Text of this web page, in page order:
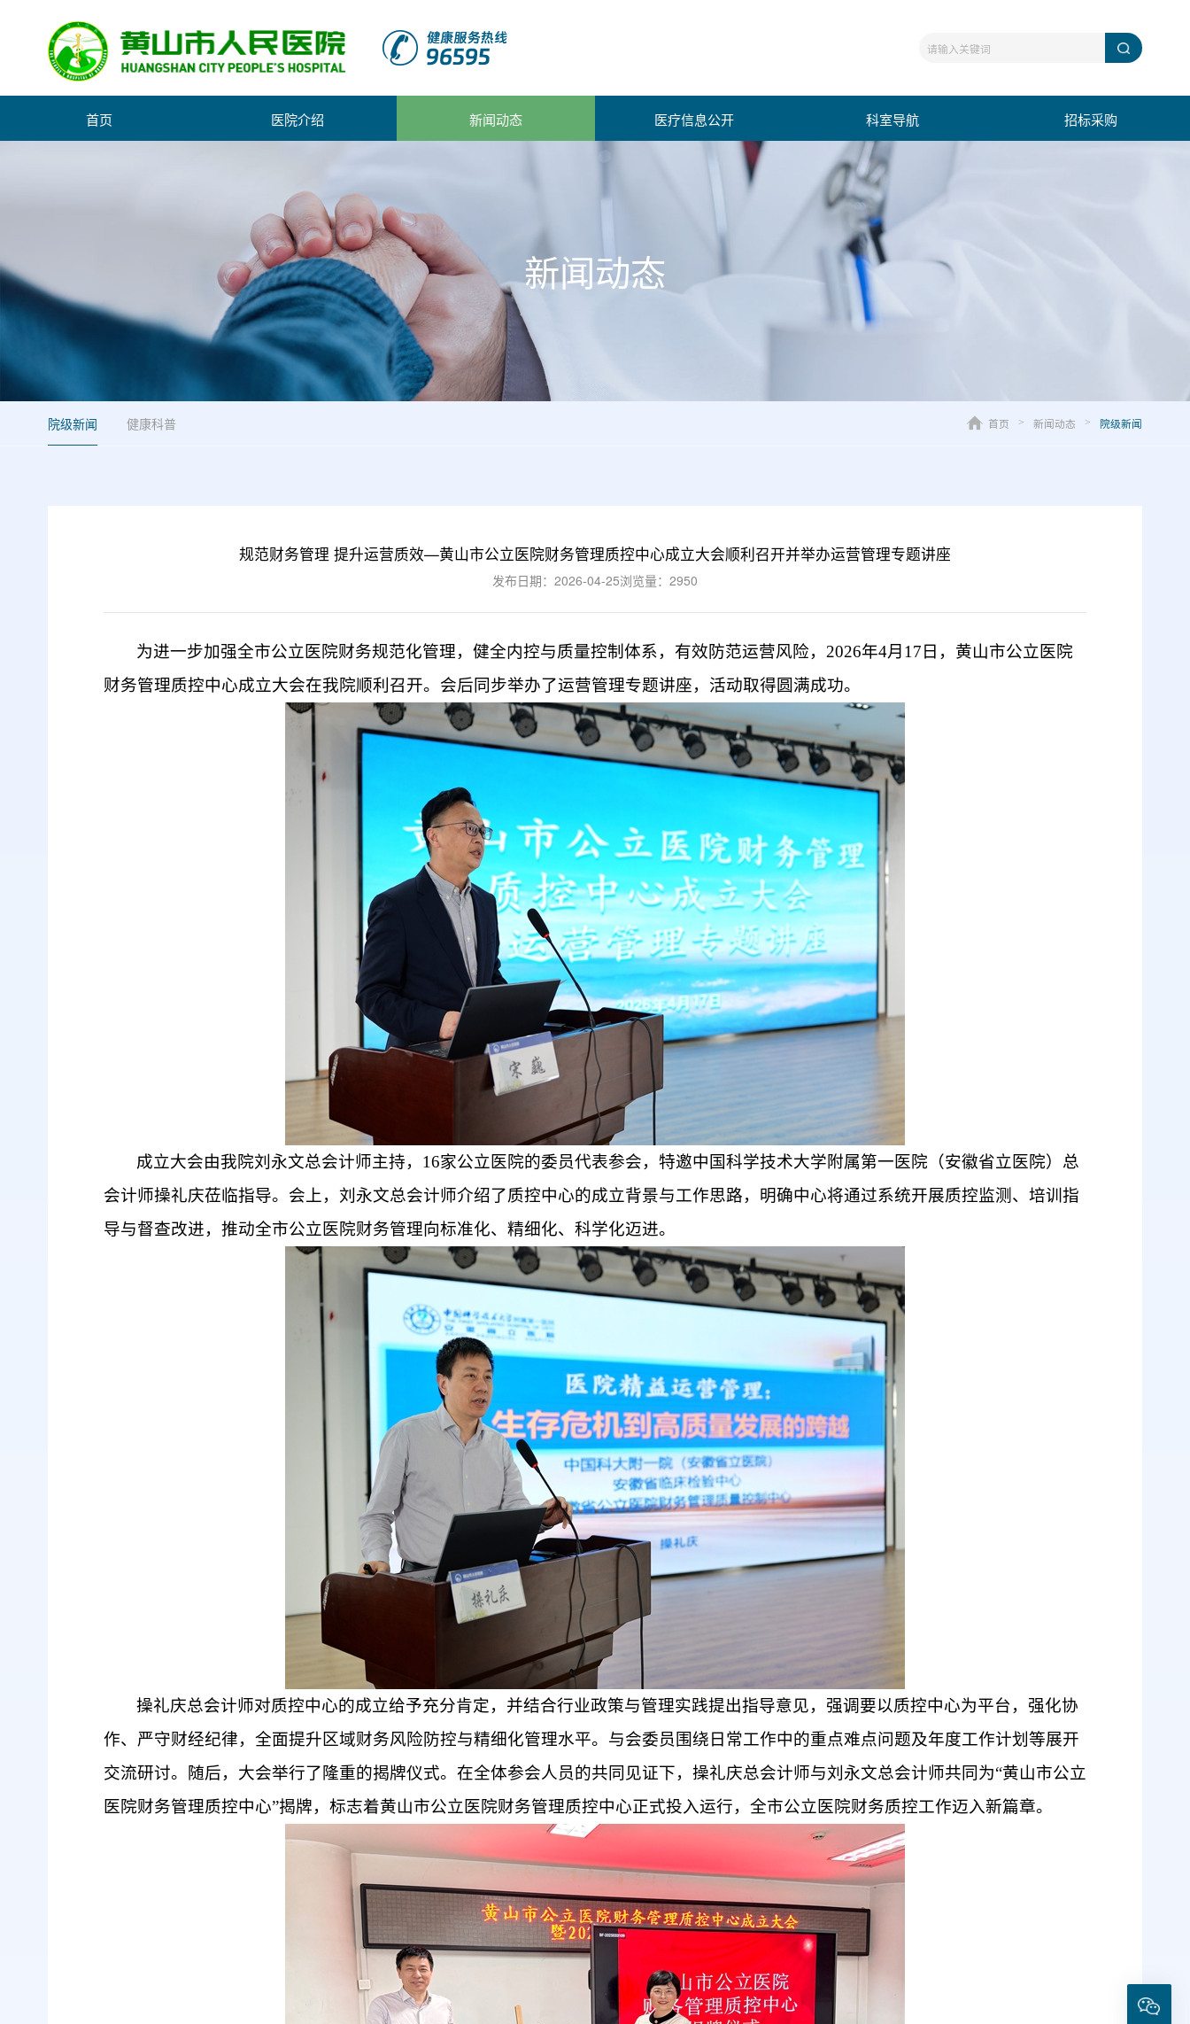
首页 医院介绍 新闻动态 医疗信息公开 科室导航 招标采购
新闻动态
院级新闻 健康科普 首页 > 新闻动态 > 院级新闻
规范财务管理 提升运营质效—黄山市公立医院财务管理质控中心成立大会顺利召开并举办运营管理专题讲座
发布日期：2026-04-25浏览量：2950
为进一步加强全市公立医院财务规范化管理，健全内控与质量控制体系， 有效防范运营风险， 2026年4月17日 ， 黄山市公立医院
财务管理质控中心成立大会在我院顺利召开。 会后同步举办了运营管理专题讲座，活动取得圆满成功。
成立大会由我院刘永文总会计师主持， 16家公立医院的委员代表参会，特邀中国科学技术大学附属第一医院（安徽省立医院）总
会计师操礼庆莅临指导。会上，刘永文总会计师介绍了质控中心的成立背景与工作思路，明确中心将通过系统开展质控监测、培训指
导与督查改进，推动全市公立医院财务管理向标准化、精细化、科学化迈进。
操礼庆总会计师对质控中心的成立给予充分肯定，并结合行业政策与管理实践提出指导意见，强调要以质控中心为平台 ， 强化协
作、严守财经纪律，全面提升区域财务风险防控与精细化管理水平。与会委员 围绕日常工作中的重点难点问题及年度工作计划等展开
交流研讨。
随后，大会举行了隆重的揭牌仪式。 在全体参会人员的共同见证下，操礼庆总会计师与刘永文总会计师共同为“黄山市公立
医院财务管理质控中心”揭牌，标志着黄山市公立医院财务管理质控中心正式投入运行，全市公立医院财务质控工作迈入新篇章。